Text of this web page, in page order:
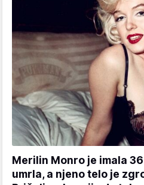
Merilin Monro je imala
umrla, a njeno telo je